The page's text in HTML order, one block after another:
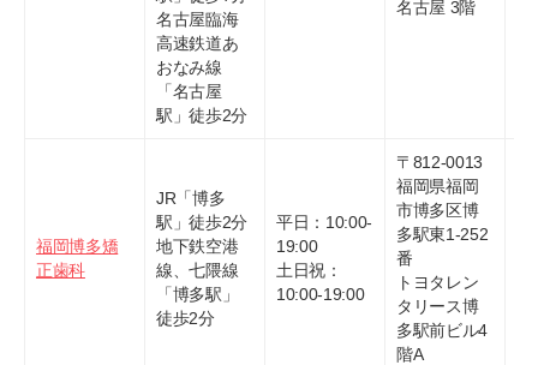
名古屋臨海
高速鉄道あ
おなみ線
「名古屋
駅」徒歩2分
名古屋 3階
福岡博多矯
正歯科
JR「博多
駅」徒歩2分
地下鉄空港
線、七隈線
「博多駅」
徒歩2分
平日：10:00-
19:00
土日祝：
10:00-19:00
〒812-0013
福岡県福岡
市博多区博
多駅東1-252
番
トヨタレン
タリース博
多駅前ビル4
階A